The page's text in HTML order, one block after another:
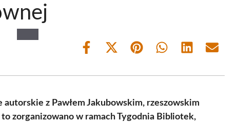
Share
Share
(Twitter)
Share Share Share Share
z Pawłem Jakubowskim, rzeszowskim
zorganizowano w ramach Tygodnia Bibliotek,